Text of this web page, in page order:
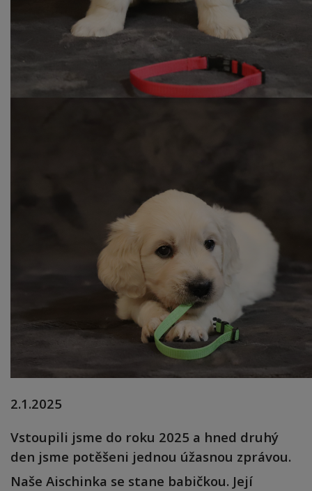
2.1.2025
Vstoupili jsme do roku 2025 a hned druhý
den jsme potěšeni jednou úžasnou zprávou.
Naše Aischinka se stane babičkou. Její